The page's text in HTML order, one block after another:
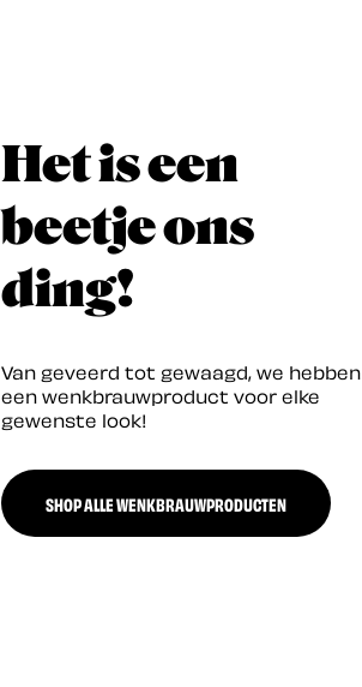
Het is een
beetje ons
ding!
Van geveerd tot gewaagd, we hebben
een wenkbrauwproduct voor elke
gewenste look!
SHOP ALLE WENKBRAUWPRODUCTEN